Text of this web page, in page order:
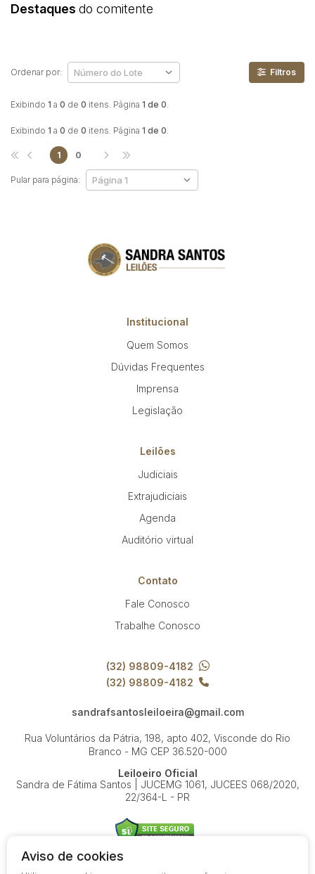
Destaques do comitente
Exibindo 1 a 0 de 0 itens. Página 1 de 0.
Ordenar por: Filtros
Exibindo 1 a 0 de 0 itens. Página 1 de 0.
Pular para página:
1 0
Institucional
Quem Somos
Dúvidas Frequentes
Imprensa
Legislação
Leilões
Judiciais
Extrajudiciais
Agenda
Auditório virtual
Contato
Fale Conosco
Trabalhe Conosco
(32) 98809-4182
(32) 98809-4182
sandrafsantosleiloeira@gmail.com
Rua Voluntários da Pátria, 198, apto 402, Visconde do Rio
Branco - MG CEP 36.520-000
Leiloeiro Oficial
Sandra de Fátima Santos | JUCEMG 1061, JUCEES 068/2020,
22/364-L - PR
Aviso de cookies